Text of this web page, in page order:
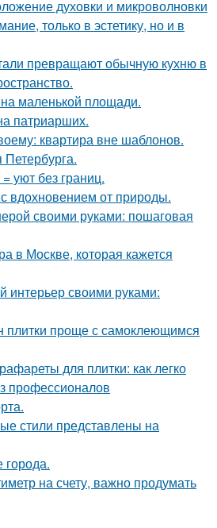
духовки и микроволновки
только в эстетику, но и в
превращают обычную кухню в
маленькой площади.
патриарших.
квартира вне шаблонов.
уют без границ.
вдохновением от природы.
своими руками: пошаговая
в Москве, которая кажется
интерьер своими руками:
плитки проще с самоклеющимся
для плитки: как легко
профессионалов
стили представлены на
города.
на счету, важно продумать